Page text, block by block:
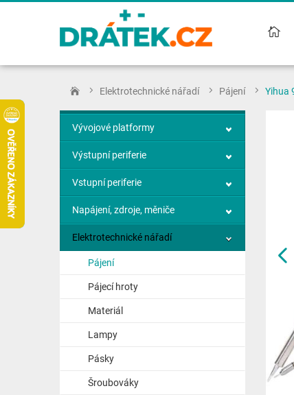
Elektrotechnické nářadí Pájení Yihua
Vývojové platformy
Výstupní periferie
Vstupní periferie
Napájení, zdroje, měniče
Elektrotechnické nářadí
Pájení
Pájecí hroty
Materiál
Lampy
Pásky
Šroubováky